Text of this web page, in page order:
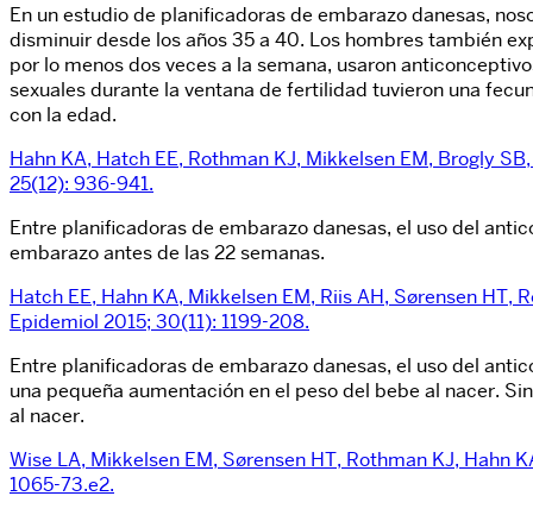
En un estudio de planificadoras de embarazo danesas,
disminuir desde los años 35 a 40. Los hombres también
por lo menos dos veces a la semana, usaron
sexuales durante la ventana de fertilidad tuvieron una
con la edad.
Hahn KA, Hatch EE, Rothman KJ, Mikkelsen EM, Brogly
25(12): 936-941.
Entre planificadoras de embarazo danesas, el uso del
embarazo antes de las 22 semanas.
Hatch EE, Hahn KA, Mikkelsen EM, Riis AH, Sørensen
Epidemiol 2015; 30(11): 1199-208.
Entre planificadoras de embarazo danesas, el uso del
una pequeña aumentación en el peso del bebe al nacer.
al nacer.
Wise LA, Mikkelsen EM, Sørensen HT, Rothman KJ,
1065-73.e2.